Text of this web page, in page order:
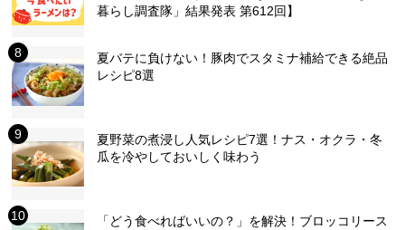
暮らし調査隊」結果発表 第612回】
夏バテに負けない！豚肉でスタミナ補給できる絶品
レシピ8選
夏野菜の煮浸し人気レシピ7選！ナス・オクラ・冬
瓜を冷やしておいしく味わう
「どう食べればいいの？」を解決！ブロッコリース